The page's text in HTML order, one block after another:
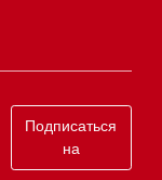
Подписаться
на